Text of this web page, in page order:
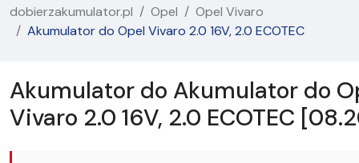
dobierzakumulator.pl Opel
Opel Vivaro
Akumulator do Opel Vivaro 2.0 16V, 2.0 ECOTEC
Akumulator do Akumulator do
Vivaro 2.0 16V, 2.0 ECOTEC